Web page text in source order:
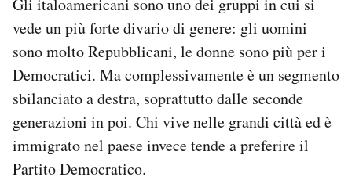
Gli italoamericani sono uno dei gruppi in cui si
vede un più forte divario di genere: gli uomini
sono molto Repubblicani, le donne sono più per i
Democratici. Ma complessivamente è un segmento
sbilanciato a destra, soprattutto dalle seconde
generazioni in poi. Chi vive nelle grandi città ed è
immigrato nel paese invece tende a preferire il
Partito Democratico.